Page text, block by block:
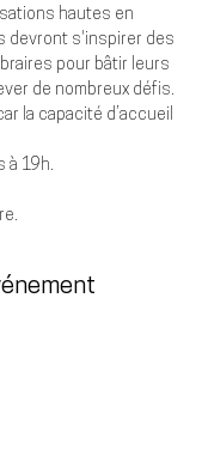
hautes en
devront s'inspirer des
pour bâtir leurs
de nombreux défis.
la capacité d’accueil
à 19h.